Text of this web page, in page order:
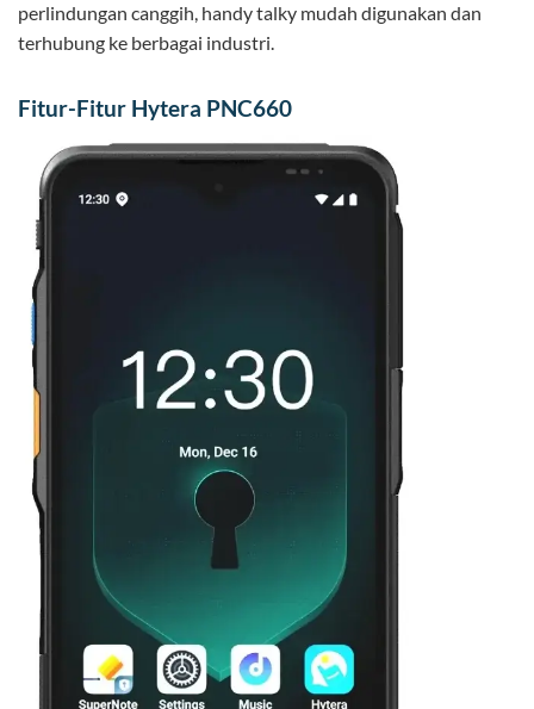
perlindungan canggih, handy talky mudah digunakan dan
terhubung ke berbagai industri.
Fitur-Fitur Hytera PNC660